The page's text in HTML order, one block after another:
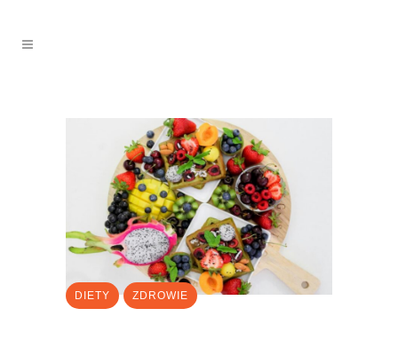
DIETY ZDROWIE